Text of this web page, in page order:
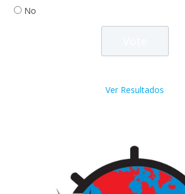
No
Ver Resultados